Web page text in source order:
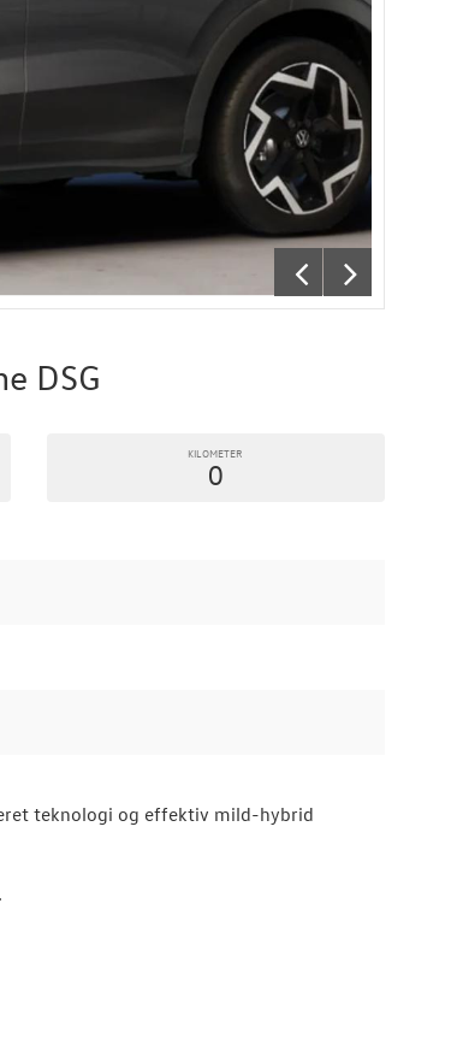
DSG
KILOMETER
0
teknologi og effektiv mild-hybrid